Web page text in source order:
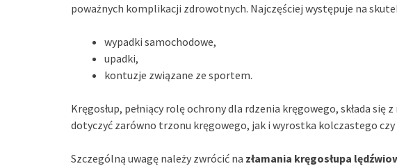
poważnych komplikacji zdrowotnych. Najczęściej występuje na
wypadki samochodowe,
upadki,
kontuzje związane ze sportem.
Kręgosłup, pełniący rolę ochrony dla rdzenia kręgowego, składa się
dotyczyć zarówno trzonu kręgowego, jak i wyrostka kolczastego czy
Szczególną uwagę należy zwrócić na złamania kręgosłupa